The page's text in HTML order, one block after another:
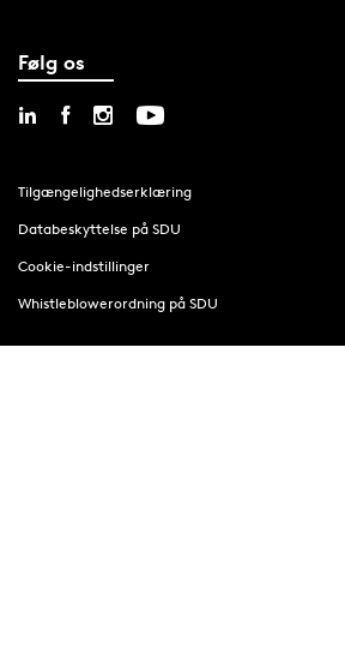
Følg os
Tilgængelighedserklæring
Databeskyttelse på SDU
Cookie-indstillinger
Whistleblowerordning på SDU